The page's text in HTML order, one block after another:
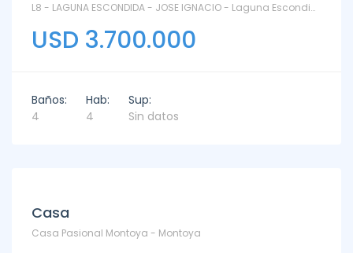
L8 - LAGUNA ESCONDIDA - JOSE IGNACIO - Laguna Escondida
USD 3.700.000
Baños:
4
Hab:
4
Sup:
Sin datos
Casa
Casa Pasional Montoya - Montoya